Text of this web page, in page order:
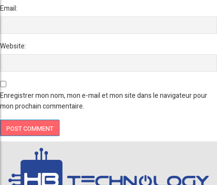
Email:
Website:
Enregistrer mon nom, mon e-mail et mon site dans le navigateur pour
mon prochain commentaire.